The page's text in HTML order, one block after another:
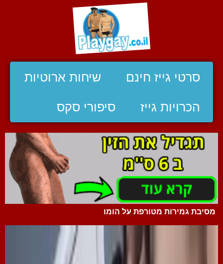
סרטי גייז חינם שיחות ארוטיות
הכרויות גייז סיפורי סקס
מסיבת גמירות מטורפת על הומו